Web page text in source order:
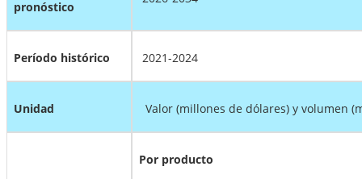
pronóstico
Período histórico 2021-2024
Unidad Valor (millones de dólares) y volumen
Por producto